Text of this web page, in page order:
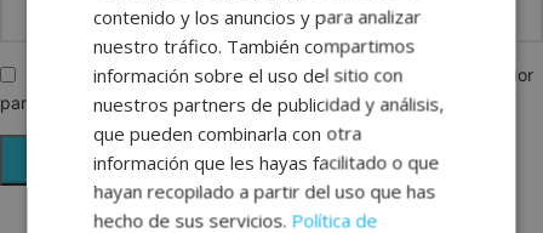
Guarda mi nombre, correo electrónico y web en este navegador
para la próxima vez que comente.
ENGLISH
GERMAN
contenido y los anuncios y para analizar
nuestro tráfico. También compartimos
información sobre el uso del sitio con
nuestros partners de publicidad y análisis,
que pueden combinarla con otra
información que les hayas facilitado o que
hayan recopilado a partir del uso que has
hecho de sus servicios. Política de